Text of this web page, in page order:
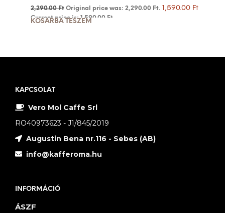
2,290.00Ft Original price was: 2,290.00 Ft. 1,590.00 Ft
Current price is: 1,590.00 Ft.
KOSÁRBA TESZEM
KAPCSOLAT
Vero Mol Caffe Srl
RO40973623 - J1/845/2019
Augustin Bena nr.116 - Sebes (AB)
info@kafferoma.hu
INFORMÁCIÓ
ÁSZF